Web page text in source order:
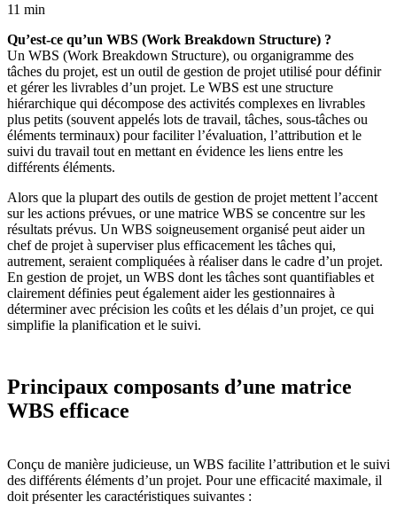
11 min
Qu’est-ce qu’un WBS (Work Breakdown Structure) ?
Un WBS (Work Breakdown Structure), ou organigramme des
tâches du projet, est un outil de gestion de projet utilisé pour définir
et gérer les livrables d’un projet. Le WBS est une structure
hiérarchique qui décompose des activités complexes en livrables
plus petits (souvent appelés lots de travail, tâches, sous-tâches ou
éléments terminaux) pour faciliter l’évaluation, l’attribution et le
suivi du travail tout en mettant en évidence les liens entre les
différents éléments.
Alors que la plupart des outils de gestion de projet mettent l’accent
sur les actions prévues, or une matrice WBS se concentre sur les
résultats prévus. Un WBS soigneusement organisé peut aider un
chef de projet à superviser plus efficacement les tâches qui,
autrement, seraient compliquées à réaliser dans le cadre d’un projet.
En gestion de projet, un WBS dont les tâches sont quantifiables et
clairement définies peut également aider les gestionnaires à
déterminer avec précision les coûts et les délais d’un projet, ce qui
simplifie la planification et le suivi.
Principaux composants d’une matrice
WBS efficace
Conçu de manière judicieuse, un WBS facilite l’attribution et le suivi
des différents éléments d’un projet. Pour une efficacité maximale, il
doit présenter les caractéristiques suivantes :